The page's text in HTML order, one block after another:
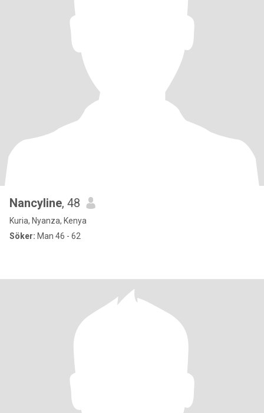
Nancyline, 48
Kuria, Nyanza, Kenya
Söker: Man 46 - 62